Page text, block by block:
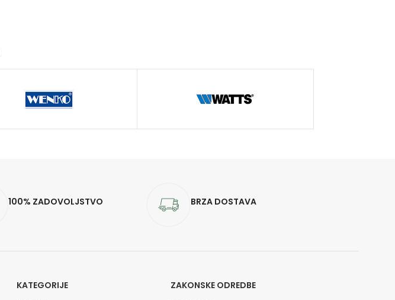
100% ZADOVOLJSTVO BRZA DOSTAVA
KATEGORIJE ZAKONSKE ODREDBE